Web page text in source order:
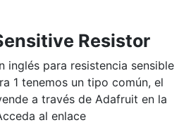
Resistor
inglés para resistencia sensible
1 tenemos un tipo común, el
a través de Adafruit en la
al enlace